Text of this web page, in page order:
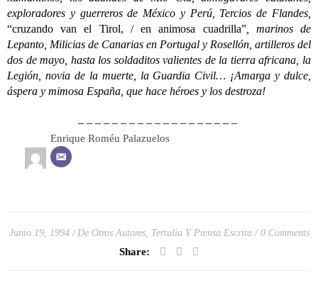
exploradores y guerreros de México y Perú, Tercios de Flandes,
“cruzando van el Tirol, / en animosa cuadrilla”, marinos de
Lepanto, Milicias de Canarias en Portugal y Rosellón, artilleros del
dos de mayo, hasta los soldaditos valientes de la tierra africana, la
Legión, novia de la muerte, la Guardia Civil… ¡Amarga y dulce,
áspera y mimosa España, que hace héroes y los destroza!
– – – – – – – – – – – – – – – – – – –
Enrique Roméu Palazuelos
Junio 19, 1994 De Otros Autores, Tertulia Y Prensa Escrita 0 Comments
Share: